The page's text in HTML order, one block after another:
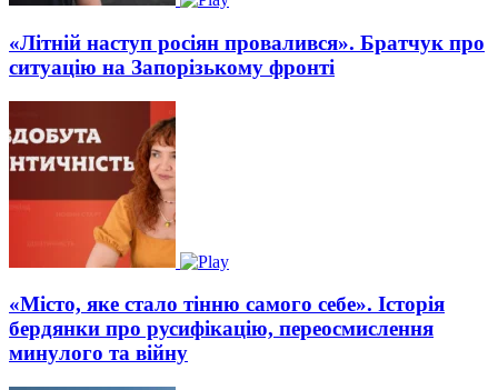
«Літній наступ росіян провалився». Братчук про
ситуацію на Запорізькому фронті
«Місто, яке стало тінню самого себе». Історія
бердянки про русифікацію, переосмислення
минулого та війну